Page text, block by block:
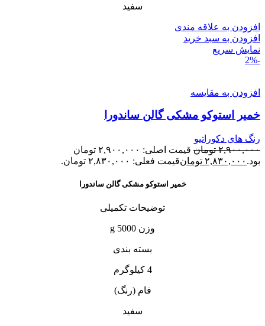
سفید
افزودن به علاقه مندی
افزودن به سبد خرید
نمایش سریع
-2%
افزودن به مقایسه
خمیر استوکو مشکی گالن ساندورا
رنگ های دکوراتیو
۲,۹۰۰,۰۰۰ تومان
قیمت اصلی: ۲,۹۰۰,۰۰۰ تومان
بود. ۲,۸۳۰,۰۰۰ تومانقیمت فعلی: ۲,۸۳۰,۰۰۰ تومان.
خمیر استوکو مشکی گالن ساندورا
توضیحات تکمیلی
وزن 5000 g
بسته بندی
4 کیلوگرم
فام (رنگ)
سفید